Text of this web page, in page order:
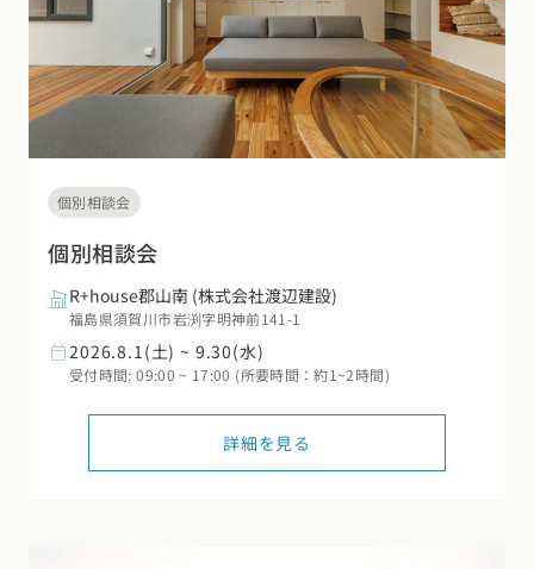
選べる仕様
コストパフォーマンス
甲信越・北陸エリア
新潟県富山県石川県福井県山梨県長野県
東海エリア
愛知県岐阜県
関西エリア
大阪府兵庫県京都府滋賀県奈良県和歌山県
中国エリア
広島県岡山県鳥取県島根県山口県
四国エリア
2階建て
狭小住宅
フォトギャラリー
オーナー様の声
設計した建築家の想い
R+houseの間取り
動画で学ぶ注文住宅
家づくりのお勉強
ルームツアー
家づくりコラム一覧
注文住宅の基礎知識
設備・性能
お金と住まい
周辺環境
間取りのヒント
施工事例
スタイルのヒント
エリア別注文住宅
関東エリア
東京都 神奈川県 埼玉県 千葉県茨城県
甲信越・北陸エリア
福井県 長野県
個別相談会
個別相談会
R+house郡山南 (株式会社渡辺建設)
福島県須賀川市岩渕字明神前141-1
2026.8.1(土) ~ 9.30(水)
受付時間: 09:00 ~ 17:00 (所要時間：約1~2時間)
詳細を見る